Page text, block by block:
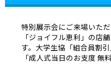
特別展示会にご来場いた
「ジョイフル恵利」の店
す。大学生協「組合員割
「成人式当日のお支度 無